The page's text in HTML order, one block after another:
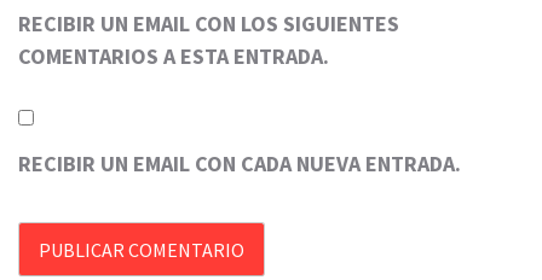
RECIBIR UN EMAIL CON LOS SIGUIENTES
COMENTARIOS A ESTA ENTRADA.
RECIBIR UN EMAIL CON CADA NUEVA ENTRADA.